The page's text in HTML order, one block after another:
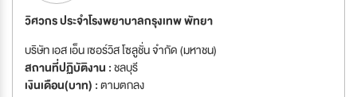
วิศวกร ประจำโรงพยาบาลกรุงเทพ พัทยา
บริษัท เอส เอ็น เซอร์วิส โซลูชั่น จำกัด (มหาชน)
สถานที่ปฏิบัติงาน :ชลบุรี
เงินเดือน(บาท) :ตามตกลง